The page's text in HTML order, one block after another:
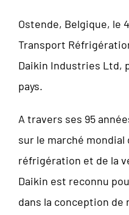
Ostende, Belgique, le
Transport
Daikin Industries Ltd,
pays.
A travers ses 95
sur le marché
réfrigération et de la
Daikin est reconnu
dans la conception de